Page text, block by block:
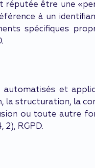
être une
à un
spécifiques
et
la structuration, la
ou toute autre
RGPD.